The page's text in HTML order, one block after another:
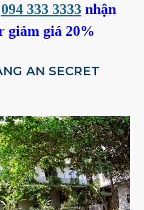
094 333 3333 nhận
giảm giá 20%
AN SECRET